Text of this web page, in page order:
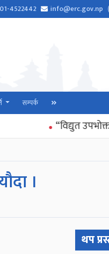
4522442 info@erc.gov.np
सम्पर्क
“विद्युत
।
थप